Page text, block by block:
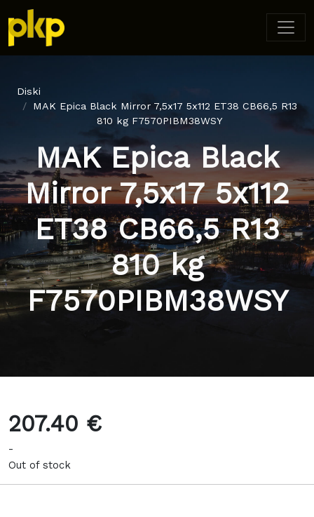
Diski
MAK Epica Black Mirror 7,5x17 5x112 ET38 CB66,5 R13
810 kg F7570PIBM38WSY
MAK Epica Black
Mirror 7,5x17 5x112
ET38 CB66,5 R13
810 kg
F7570PIBM38WSY
207.40 €
-
Out of stock